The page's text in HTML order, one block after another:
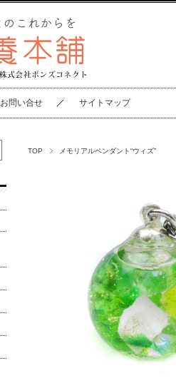
お問い合せ サイトマップ
TOP メモリアルペンダント“ウィズ”